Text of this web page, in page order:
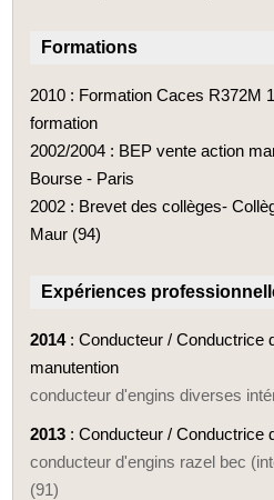
Formations
2010 : Formation Caces R372M
formation
2002/2004 : BEP vente action
Bourse - Paris
2002 : Brevet des collèges-
Maur (94)
Expériences
2014: Conducteur / Conductrice
manutention
conducteur d'engins diverses
2013 : Conducteur / Conductrice
conducteur d'engins razel bec
(91)